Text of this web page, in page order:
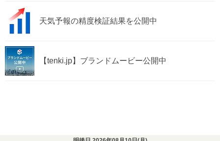
天気予報の精度検証結果を公開中
【tenki.jp】ブランドムービー公開中